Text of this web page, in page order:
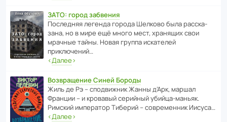
ЗАТО: город забвения
После­дняя легенда города Шелково была расска­
зана, но в мире ещё много мест, хранящих свои
мрачные тайны. Новая группа иска­телей
приключений…
‹Далее›
Возвращение Синей Бороды
Жиль де Рэ – спод­ви­жник Жанны д’Арк, маршал
Франции – и кровавый серийный убийца-маньяк.
Римский импе­ратор Тиберий – совре­менник Иисуса…
‹Далее›